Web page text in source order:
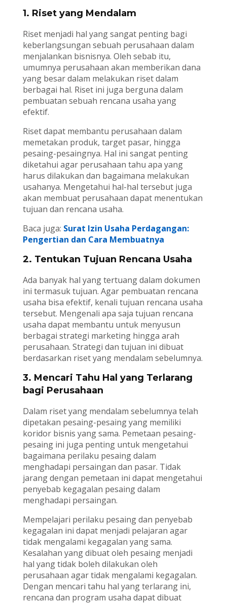
1. Riset yang Mendalam
Riset menjadi hal yang sangat penting bagi
keberlangsungan sebuah perusahaan dalam
menjalankan bisnisnya. Oleh sebab itu,
umumnya perusahaan akan memberikan dana
yang besar dalam melakukan riset dalam
berbagai hal. Riset ini juga berguna dalam
pembuatan sebuah rencana usaha yang
efektif.
Riset dapat membantu perusahaan dalam
memetakan produk, target pasar, hingga
pesaing-pesaingnya. Hal ini sangat penting
diketahui agar perusahaan tahu apa yang
harus dilakukan dan bagaimana melakukan
usahanya. Mengetahui hal-hal tersebut juga
akan membuat perusahaan dapat menentukan
tujuan dan rencana usaha.
Baca juga: Surat Izin Usaha Perdagangan:
Pengertian dan Cara Membuatnya
2. Tentukan Tujuan Rencana Usaha
Ada banyak hal yang tertuang dalam dokumen
ini termasuk tujuan. Agar pembuatan rencana
usaha bisa efektif, kenali tujuan rencana usaha
tersebut. Mengenali apa saja tujuan rencana
usaha dapat membantu untuk menyusun
berbagai strategi marketing hingga arah
perusahaan. Strategi dan tujuan ini dibuat
berdasarkan riset yang mendalam sebelumnya.
3. Mencari Tahu Hal yang Terlarang
bagi Perusahaan
Dalam riset yang mendalam sebelumnya telah
dipetakan pesaing-pesaing yang memiliki
koridor bisnis yang sama. Pemetaan pesaing-
pesaing ini juga penting untuk mengetahui
bagaimana perilaku pesaing dalam
menghadapi persaingan dan pasar. Tidak
jarang dengan pemetaan ini dapat mengetahui
penyebab kegagalan pesaing dalam
menghadapi persaingan.
Mempelajari perilaku pesaing dan penyebab
kegagalan ini dapat menjadi pelajaran agar
tidak mengalami kegagalan yang sama.
Kesalahan yang dibuat oleh pesaing menjadi
hal yang tidak boleh dilakukan oleh
perusahaan agar tidak mengalami kegagalan.
Dengan mencari tahu hal yang terlarang ini,
rencana dan program usaha dapat dibuat